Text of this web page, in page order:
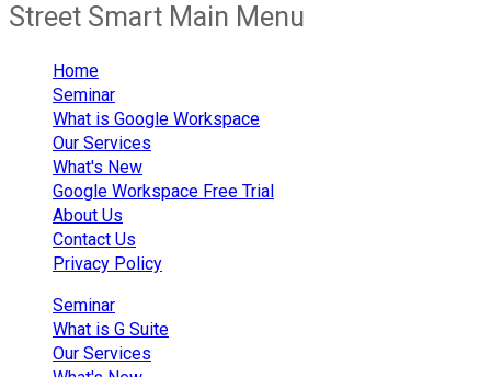
Street Smart Main Menu
Home
Seminar
What is Google Workspace
Our Services
What's New
Google Workspace Free Trial
About Us
Contact Us
Privacy Policy
Seminar
What is G Suite
Our Services